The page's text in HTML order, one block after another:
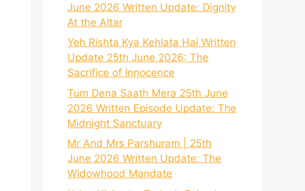
June 2026 Written Update: Dignity
At the Altar
Yeh Rishta Kya Kehlata Hai Written
Update 25th June 2026: The
Sacrifice of Innocence
Tum Dena Saath Mera 25th June
2026 Written Episode Update: The
Midnight Sanctuary
Mr And Mrs Parshuram | 25th
June 2026 Written Update: The
Widowhood Mandate